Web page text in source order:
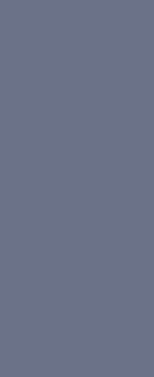
LES PLUS
Lunettes de soleil